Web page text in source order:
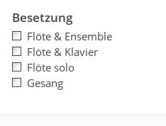
Besetzung
Flöte & Ensemble
Flöte & Klavier
Flöte solo
Gesang